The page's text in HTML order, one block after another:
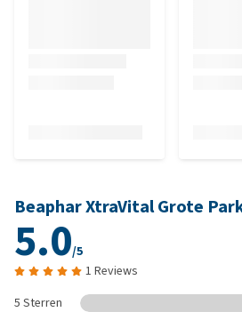
Beaphar XtraVital Grote
5.0/5
1 Reviews
5 Sterren